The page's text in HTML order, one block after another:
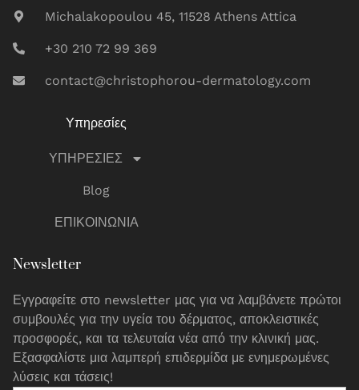
Michalakopoulou 45, 11528 Athens Attica
+30 210 72 99 369
contact@christophorou-dermatology.com
Υπηρεσίες
ΥΠΗΡΕΣΙΕΣ
Blog
ΕΠΙΚΟΙΝΩΝΙΑ
Newsletter
Εγγραφείτε στο newsletter μας για να λαμβάνετε πρώτοι
συμβουλές για την υγεία του δέρματος, αποκλειστικές
προσφορές, και τα τελευταία νέα από την κλινική μας.
Εξασφαλίστε μια λαμπερή επιδερμίδα με ενημερωμένες
λύσεις και τάσεις!